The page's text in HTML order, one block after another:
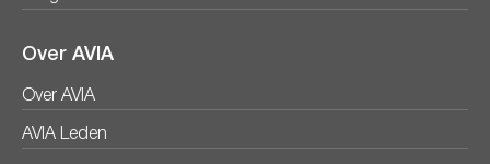
Over AVIA
Over AVIA
AVIA Leden